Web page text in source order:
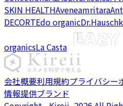
SKIN HEALTHAveneamritara
DECORTEdo organic
organicsLa Casta
会社概要利用規約プライバシー
情報提供ブランド